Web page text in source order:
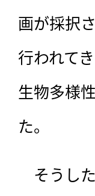
画が採択
行われて
生物多様
た。
そうし